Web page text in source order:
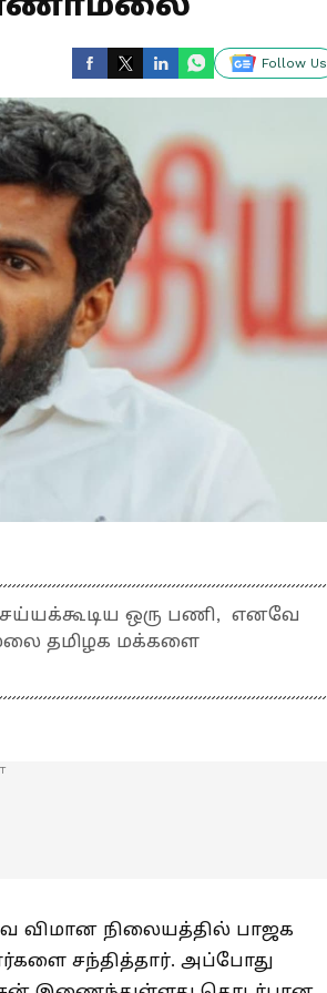
Follow Us
ஒரு பணி, எனவே
தமிழக மக்களை
விமான நிலையத்தில் பாஜக
சந்தித்தார். அப்போது